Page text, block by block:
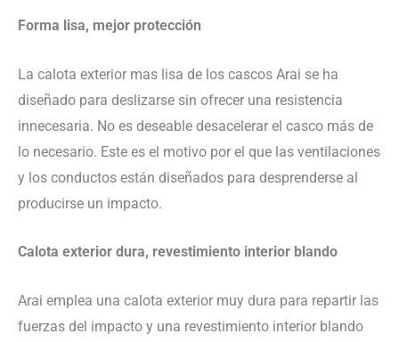
Forma lisa, mejor protección
La calota exterior mas lisa de los cascos Arai se ha
diseñado para deslizarse sin ofrecer una resistencia
innecesaria. No es deseable desacelerar el casco más de
lo necesario. Este es el motivo por el que las ventilaciones
y los conductos están diseñados para desprenderse al
producirse un impacto.
Calota exterior dura, revestimiento interior blando
Arai emplea una calota exterior muy dura para repartir las
fuerzas del impacto y una revestimiento interior blando